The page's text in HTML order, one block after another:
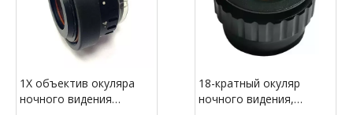
1X объектив окуляра
ночного видения
18-кратный окуляр
ночного видения,